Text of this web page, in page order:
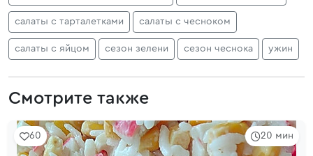
салаты с тарталетками салаты с чесноком
салаты с яйцом сезон зелени сезон чеснока ужин
Смотрите также
20 мин
60